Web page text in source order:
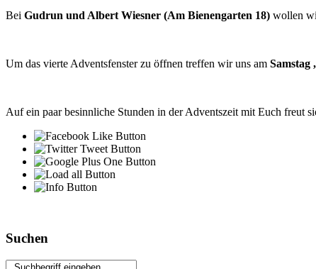
Bei Gudrun und Albert Wiesner (Am Bienengarten 18) wollen
Um das vierte Adventsfenster zu öffnen treffen wir uns am Samstag
Auf ein paar besinnliche Stunden in der Adventszeit mit Euch freut
Suchen